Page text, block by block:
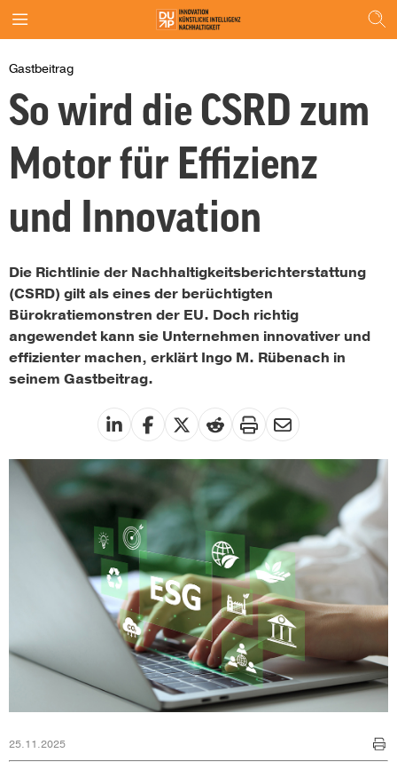
Gastbeitrag
So wird die CSRD zum
Motor für Effizienz
und Innovation
Die Richtlinie der Nachhaltigkeitsberichterstattung
(CSRD) gilt als eines der berüchtigten
Bürokratiemonstren der EU. Doch richtig
angewendet kann sie Unternehmen innovativer und
effizienter machen, erklärt Ingo M. Rübenach in
seinem Gastbeitrag.
25.11.2025